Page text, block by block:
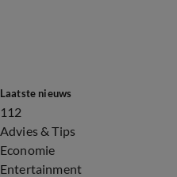
Laatste nieuws
112
Advies & Tips
Economie
Entertainment